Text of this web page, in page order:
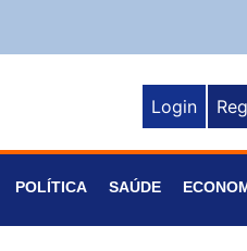
Login
POLÍTICA SAÚDE